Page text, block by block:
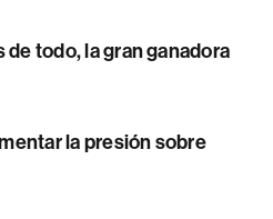
todo, la gran ganadora
la presión sobre